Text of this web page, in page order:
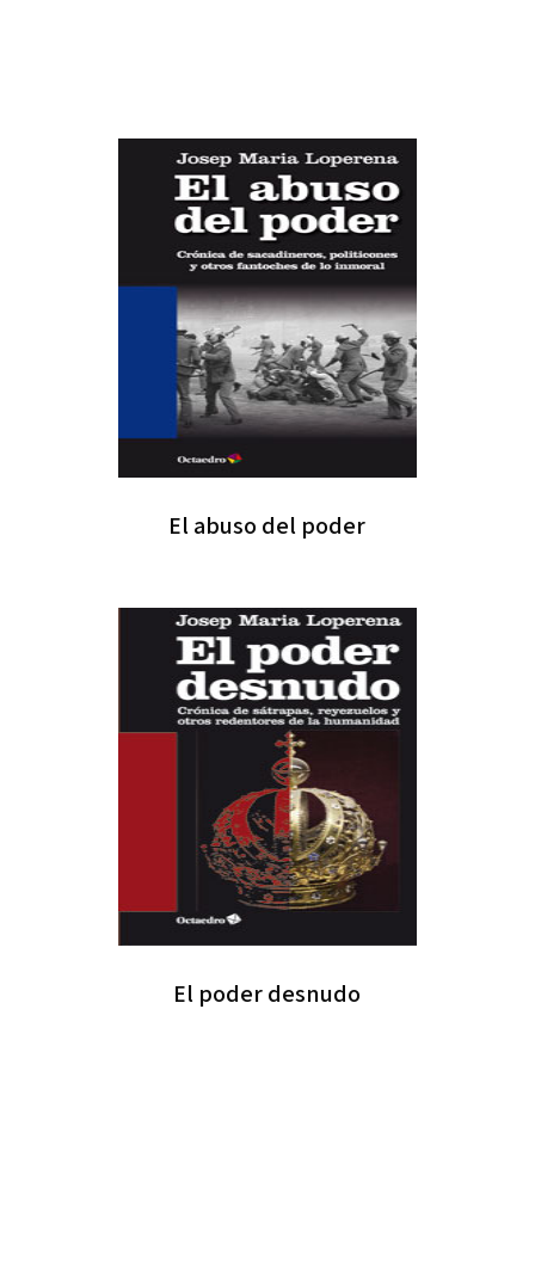
El abuso del poder
El poder desnudo